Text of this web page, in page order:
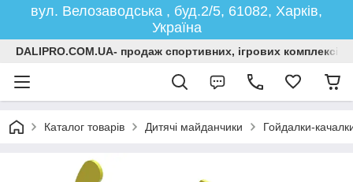
вул. Велозаводська , буд.2/5, 61082, Харків,
Україна
DALIPRO.COM.UA- продаж спортивних, ігрових
Каталог товарів Дитячі майданчики Гойдалки-